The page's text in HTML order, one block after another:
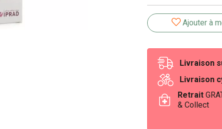
Ajouter à
Livraison
Livraison
Retrait
& Collect